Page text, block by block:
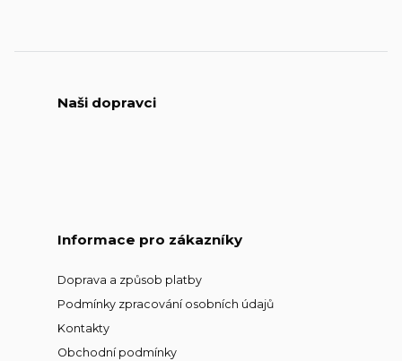
Naši dopravci
Informace pro zákazníky
Doprava a způsob platby
Podmínky zpracování osobních údajů
Kontakty
Obchodní podmínky